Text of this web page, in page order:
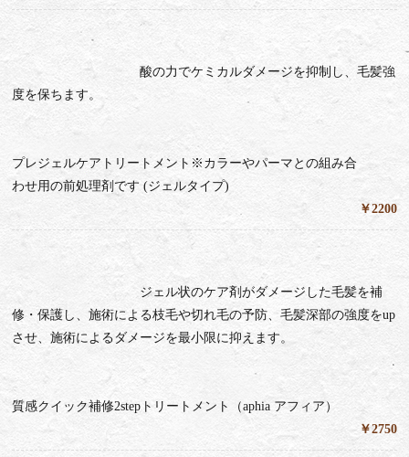
酸の力でケミカルダメージを抑制し、毛髪強
度を保ちます。
プレジェルケアトリートメント※カラーやパーマとの組み合
わせ用の前処理剤です (ジェルタイプ)
￥2200
ジェル状のケア剤がダメージした毛髪を補
修・保護し、施術による枝毛や切れ毛の予防、毛髪深部の強度をup
させ、施術によるダメージを最小限に抑えます。
質感クイック補修2stepトリートメント（aphia アフィア）
￥2750